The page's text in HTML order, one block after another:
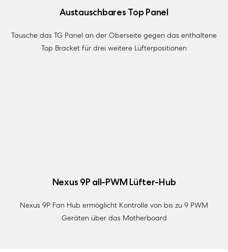
Austauschbares Top Panel
Tausche das TG Panel an der Oberseite gegen das enthaltene
Top Bracket für drei weitere Lüfterpositionen
Nexus 9P all-PWM Lüfter-Hub
Nexus 9P Fan Hub ermöglicht Kontrolle von bis zu 9 PWM
Geräten über das Motherboard